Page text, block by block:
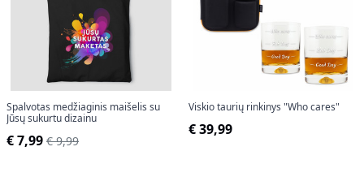
Spalvotas medžiaginis maišelis su
Jūsų sukurtu dizainu
€ 7,99 € 9,99
Viskio taurių rinkinys "Who cares"
€ 39,99